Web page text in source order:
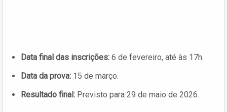
Data final das inscrições: 6 de fevereiro, até às 17h.
Data da prova: 15 de março.
Resultado final: Previsto para 29 de maio de 2026.